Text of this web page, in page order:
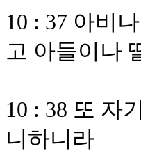
10 : 37 아비
고 아들이나
10 : 38 또 자
니하니라